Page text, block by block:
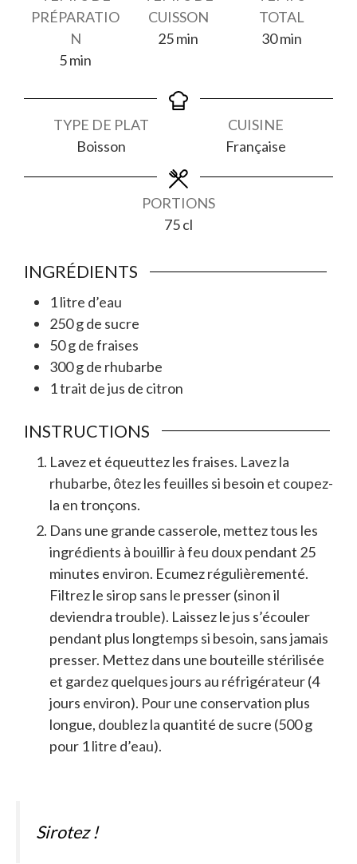
PRÉPARATIO
N
5minutes
min
CUISSON
25minutes
min
TOTAL
30minutes
min
TYPE DE PLAT
Boisson
CUISINE
Française
PORTIONS
75cl
INGRÉDIENTS
1litre d’eau
250gde sucre
50gde fraises
300gde rhubarbe
1trait de jus de citron
INSTRUCTIONS
Lavez et équeuttez les fraises. Lavez la
rhubarbe, ôtez les feuilles si besoin et coupez-
la en tronçons.
Dans une grande casserole, mettez tous les
ingrédients à bouillir à feu doux pendant 25
minutes environ. Ecumez régulièrementé.
Filtrez le sirop sans le presser (sinon il
deviendra trouble). Laissez le jus s’écouler
pendant plus longtemps si besoin, sans jamais
presser. Mettez dans une bouteille stérilisée
et gardez quelques jours au réfrigérateur (4
jours environ). Pour une conservation plus
longue, doublez la quantité de sucre (500 g
pour 1 litre d’eau).
Sirotez !